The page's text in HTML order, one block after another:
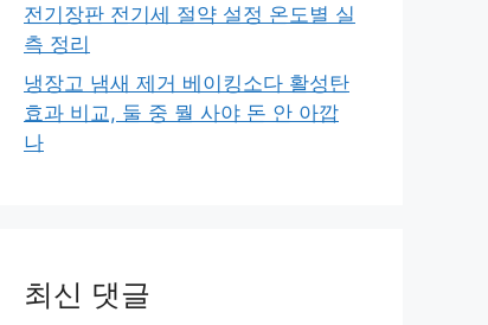
전기장판 전기세 절약 설정 온도별 실
측 정리
냉장고 냄새 제거 베이킹소다 활성탄
효과 비교, 둘 중 뭘 사야 돈 안 아깝
나
최신 댓글